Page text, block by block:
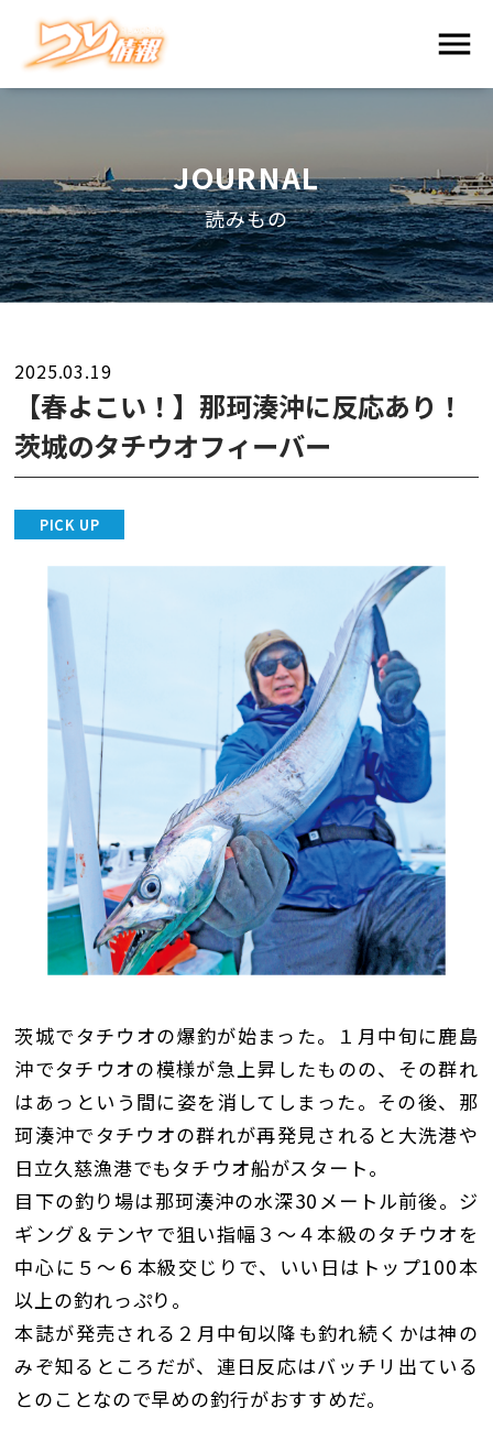
JOURNAL
読みもの
2025.03.19
【春よこい！】那珂湊沖に反応あり！
茨城のタチウオフィーバー
PICK UP
茨城でタチウオの爆釣が始まった。１月中旬に鹿島
沖でタチウオの模様が急上昇したものの、その群れ
はあっという間に姿を消してしまった。その後、那
珂湊沖でタチウオの群れが再発見されると大洗港や
日立久慈漁港でもタチウオ船がスタート。
目下の釣り場は那珂湊沖の水深30メートル前後。ジ
ギング＆テンヤで狙い指幅３〜４本級のタチウオを
中心に５〜６本級交じりで、いい日はトップ100本
以上の釣れっぷり。
本誌が発売される２月中旬以降も釣れ続くかは神の
みぞ知るところだが、連日反応はバッチリ出ている
とのことなので早めの釣行がおすすめだ。